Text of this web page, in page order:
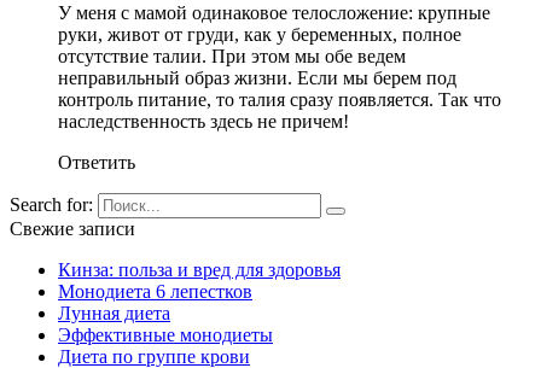
У меня с мамой одинаковое телосложение: крупные
руки, живот от груди, как у беременных, полное
отсутствие талии. При этом мы обе ведем
неправильный образ жизни. Если мы берем под
контроль питание, то талия сразу появляется. Так что
наследственность здесь не причем!
Ответить
Search for:
Свежие записи
Кинза: польза и вред для здоровья
Монодиета 6 лепестков
Лунная диета
Эффективные монодиеты
Диета по группе крови